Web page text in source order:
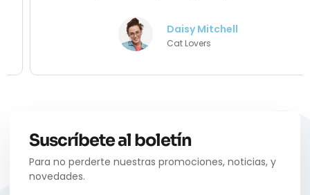
Daisy Mitchell
Cat Lovers
Suscríbete al boletín
Para no perderte nuestras promociones, noticias, y
novedades.